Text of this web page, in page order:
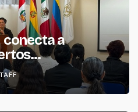
conecta a
impulsar la